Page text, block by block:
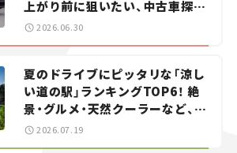
上がり前に狙いたい、中古車探し
をお手伝い――ちょっとイケてるマ
2026.06.30
夏のドライブにピッタリな「涼し
い道の駅」ランキングTOP6！ 絶
景・グルメ・天然クーラーなど、避
暑におすすめのスポットを紹介
【道の駅マニアの推し駅ガイド】
2026.07.19